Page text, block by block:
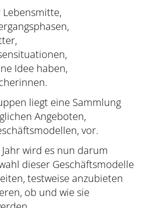
Idee haben,
liegt eine Sammlung
Angeboten,
vor.
wird es nun darum
dieser Geschäftsmodelle
testweise anzubieten
ob und wie sie